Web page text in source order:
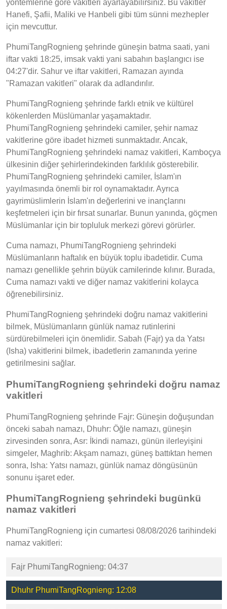
yöntemlerine göre vakitleri ayarlayabilirsiniz. Bu vakitler
Hanefi, Şafii, Maliki ve Hanbeli gibi tüm sünni mezhepler
için mevcuttur.
PhumiTangRognieng şehrinde güneşin batma saati, yani
iftar vakti 18:25, imsak vakti yani sabahın başlangıcı ise
04:27'dir. Sahur ve iftar vakitleri, Ramazan ayında
"Ramazan vakitleri" olarak da adlandırılır.
PhumiTangRognieng şehrinde farklı etnik ve kültürel
kökenlerden Müslümanlar yaşamaktadır.
PhumiTangRognieng şehrindeki camiler, şehir namaz
vakitlerine göre ibadet hizmeti sunmaktadır. Ancak,
PhumiTangRognieng şehrindeki namaz vakitleri, Kamboçya
ülkesinin diğer şehirlerindekinden farklılık gösterebilir.
PhumiTangRognieng şehrindeki camiler, İslam'ın
yayılmasında önemli bir rol oynamaktadır. Ayrıca
gayrimüslimlerin İslam'ın değerlerini ve inançlarını
keşfetmeleri için bir fırsat sunarlar. Bunun yanında, göçmen
Müslümanlar için bir topluluk merkezi görevi görürler.
Cuma namazı, PhumiTangRognieng şehrindeki
Müslümanların haftalık en büyük toplu ibadetidir. Cuma
namazı genellikle şehrin büyük camilerinde kılınır. Burada,
Cuma namazı vakti ve diğer namaz vakitlerini kolayca
öğrenebilirsiniz.
PhumiTangRognieng şehrindeki doğru namaz vakitlerini
bilmek, Müslümanların günlük namaz rutinlerini
sürdürebilmeleri için önemlidir. Sabah (Fajr) ya da Yatsı
(Isha) vakitlerini bilmek, ibadetlerin zamanında yerine
getirilmesini sağlar.
PhumiTangRognieng şehrindeki doğru namaz
vakitleri
PhumiTangRognieng şehrinde Fajr: Güneşin doğuşundan
önceki sabah namazı, Dhuhr: Öğle namazı, güneşin
zirvesinden sonra, Asr: İkindi namazı, günün ilerleyişini
simgeler, Maghrib: Akşam namazı, güneş battıktan hemen
sonra, Isha: Yatsı namazı, günlük namaz döngüsünün
sonunu işaret eder.
PhumiTangRognieng şehrindeki bugünkü
namaz vakitleri
PhumiTangRognieng için cumartesi 08/08/2026 tarihindeki
namaz vakitleri:
Fajr PhumiTangRognieng: 04:37
Dhuhr PhumiTangRognieng: 12:08